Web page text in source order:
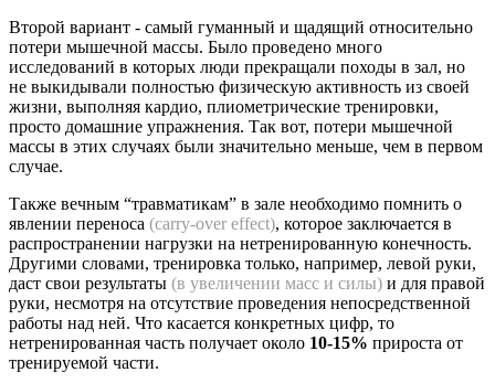
Второй вариант - самый гуманный и щадящий относительно
потери мышечной массы. Было проведено много
исследований в которых люди прекращали походы в зал, но
не выкидывали полностью физическую активность из своей
жизни, выполняя кардио, плиометрические тренировки,
просто домашние упражнения. Так вот, потери мышечной
массы в этих случаях были значительно меньше, чем в первом
случае.
Также вечным “травматикам” в зале необходимо помнить о
явлении переноса (carry-over effect), которое заключается в
распространении нагрузки на нетренированную конечность.
Другими словами, тренировка только, например, левой руки,
даст свои результаты (в увеличении масс и силы) и для правой
руки, несмотря на отсутствие проведения непосредственной
работы над ней. Что касается конкретных цифр, то
нетренированная часть получает около 10-15% прироста от
тренируемой части.